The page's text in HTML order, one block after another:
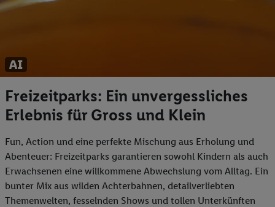
Freizeitparks: Ein unvergessliches
Erlebnis für Gross und Klein
Fun, Action und eine perfekte Mischung aus Erholung und
Abenteuer: Freizeitparks garantieren sowohl Kindern als auch
Erwachsenen eine willkommene Abwechslung vom Alltag. Ein
bunter Mix aus wilden Achterbahnen, detailverliebten
Themenwelten, fesselnden Shows und tollen Unterkünften